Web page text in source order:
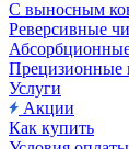
С выносным
Реверсивные
Прецизионные
Услуги
Акции
Как купить